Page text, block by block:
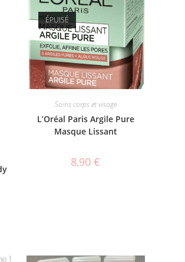
ÉPUISÉ
Soins corps et visage
L’Oréal Paris Argile Pure
Masque Lissant
8,90€